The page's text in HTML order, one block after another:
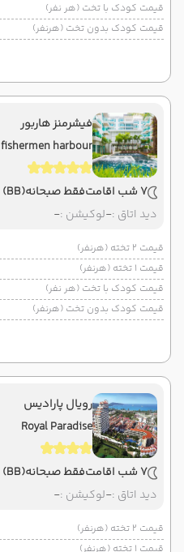
قیمت کودک با تخت (هر نفر)
قیمت کودک بدون تخت (هرنفر)
فیشرمنز هاربور
fishermen harbour
7 شب اقامت فقط صبحانه(BB)
دید اتاق :-لوکیشن :-
قیمت 2 تخته (هرنفر)
قیمت 1 تخته (هرنفر)
قیمت کودک با تخت (هر نفر)
قیمت کودک بدون تخت (هرنفر)
رویال پارادیس
Royal Paradise
7 شب اقامت فقط صبحانه(BB)
دید اتاق :-لوکیشن :-
قیمت 2 تخته (هرنفر)